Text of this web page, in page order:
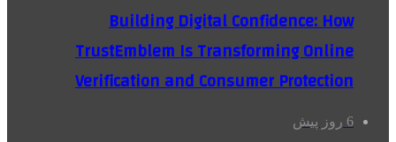
Building Digital Confidence: How
TrustEmblem Is Transforming Online
Verification and Consumer Protection
6 روز پیش